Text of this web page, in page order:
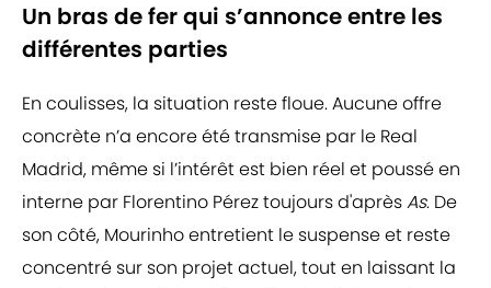
Un bras de fer qui s’annonce entre les
différentes parties
En coulisses, la situation reste floue. Aucune offre
concrète n’a encore été transmise par le Real
Madrid, même si l’intérêt est bien réel et poussé en
interne par Florentino Pérez toujours d'aprèsAs. De
son côté, Mourinho entretient le suspense et reste
concentré sur son projet actuel, tout en laissant la